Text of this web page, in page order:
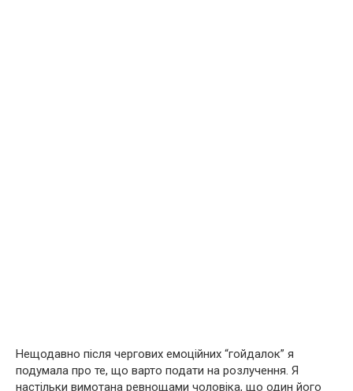
Нещодавно після чергових емоційних “гойдалок” я
подумала про те, що варто подати на розлучення. Я
настільки вимотана ревнощами чоловіка, що один його